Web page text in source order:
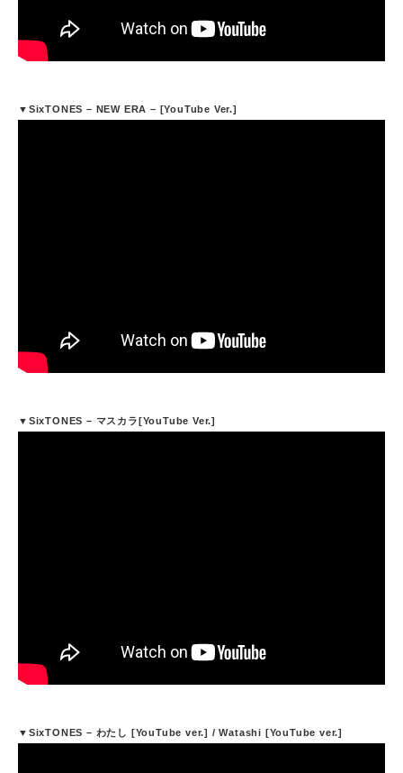
▼SixTONES – NEW ERA – [YouTube Ver.]
▼SixTONES – マスカラ[YouTube Ver.]
▼SixTONES – わたし [YouTube ver.] / Watashi [YouTube ver.]